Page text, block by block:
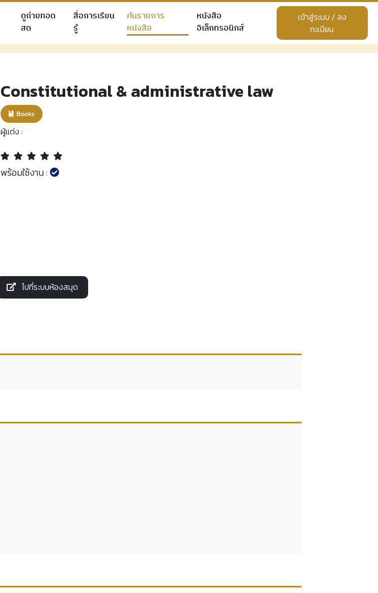
ดูถ่ายทอด
สด
สื่อการเรียน
รู้
ค้นรายการ
หนังสือ
หนังสือ
อิเล็กทรอนิกส์
เข้าสู่ระบบ / ลง
ทะเบียน
Constitutional & administrative law
ผู้แต่ง :
พร้อมใช้งาน :
ไปที่ระบบห้องสมุด